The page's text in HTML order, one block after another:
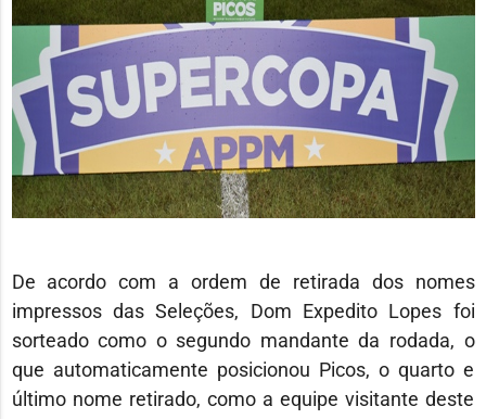
De acordo com a ordem de retirada dos nomes
impressos das Seleções, Dom Expedito Lopes foi
sorteado como o segundo mandante da rodada, o
que automaticamente posicionou Picos, o quarto e
último nome retirado, como a equipe visitante deste